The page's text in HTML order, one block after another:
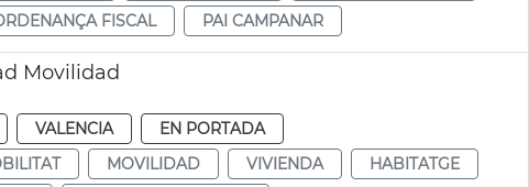
FISCAL PAI CAMPANAR
Movilidad
VALENCIA
EN PORTADA
MOVILIDAD VIVIENDA
HABITATGE